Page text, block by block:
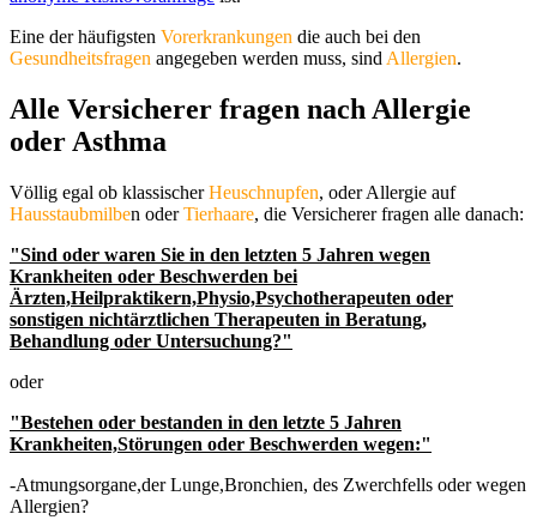
Eine der häufigsten Vorerkrankungen die auch bei den
Gesundheitsfragen angegeben werden muss, sind Allergien.
Alle Versicherer fragen nach Allergie
oder Asthma
Völlig egal ob klassischerHeuschnupfen, oder Allergie auf
Hausstaubmilben oderTierhaare, die Versicherer fragen alle danach:
"Sind oder waren Sie in den letzten 5 Jahren wegen
Krankheiten oder Beschwerden bei
Ärzten,Heilpraktikern,Physio,Psychotherapeuten oder
sonstigen nichtärztlichen Therapeuten in Beratung,
Behandlung oder Untersuchung?"
oder
"Bestehen oder bestanden in den letzte 5 Jahren
Krankheiten,Störungen oder Beschwerden wegen:"
-Atmungsorgane,der Lunge,Bronchien, des Zwerchfells oder wegen
Allergien?